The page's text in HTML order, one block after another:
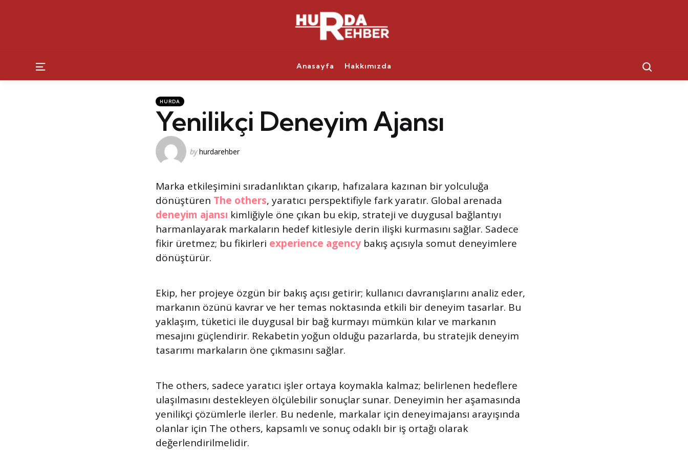
Menu Anasayfa Hakkımızda
Kategoriler
Posted
in
HURDA
Yenilikçi Deneyim Ajansı
Posted
by hurdarehber
Marka etkileşimini sıradanlıktan çıkarıp, hafızalara kazınan bir yolculuğa
dönüştüren The others, yaratıcı perspektifiyle fark yaratır. Global arenada
deneyim ajansı kimliğiyle öne çıkan bu ekip, strateji ve duygusal bağlantıyı
harmanlayarak markaların hedef kitlesiyle derin ilişki kurmasını sağlar. Sadece
fikir üretmez; bu fikirleri experience agency bakış açısıyla somut deneyimlere
dönüştürür.
Ekip, her projeye özgün bir bakış açısı getirir; kullanıcı davranışlarını analiz eder,
markanın özünü kavrar ve her temas noktasında etkili bir deneyim tasarlar. Bu
yaklaşım, tüketici ile duygusal bir bağ kurmayı mümkün kılar ve markanın
mesajını güçlendirir. Rekabetin yoğun olduğu pazarlarda, bu stratejik deneyim
tasarımı markaların öne çıkmasını sağlar.
The others, sadece yaratıcı işler ortaya koymakla kalmaz; belirlenen hedeflere
ulaşılmasını destekleyen ölçülebilir sonuçlar sunar. Deneyimin her aşamasında
yenilikçi çözümlerle ilerler. Bu nedenle, markalar için deneyimajansı arayışında
olanlar için The others, kapsamlı ve sonuç odaklı bir iş ortağı olarak
değerlendirilmelidir.